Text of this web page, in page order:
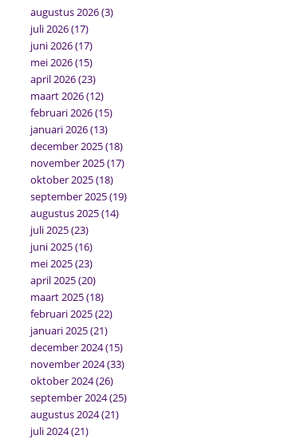
augustus 2026(3)
juli 2026(17)
juni 2026(17)
mei 2026(15)
april 2026(23)
maart 2026(12)
februari 2026(15)
januari 2026(13)
december 2025(18)
november 2025(17)
oktober 2025(18)
september 2025(19)
augustus 2025(14)
juli 2025(23)
juni 2025(16)
mei 2025(23)
april 2025(20)
maart 2025(18)
februari 2025(22)
januari 2025(21)
december 2024(15)
november 2024(33)
oktober 2024(26)
september 2024(25)
augustus 2024(21)
juli 2024(21)